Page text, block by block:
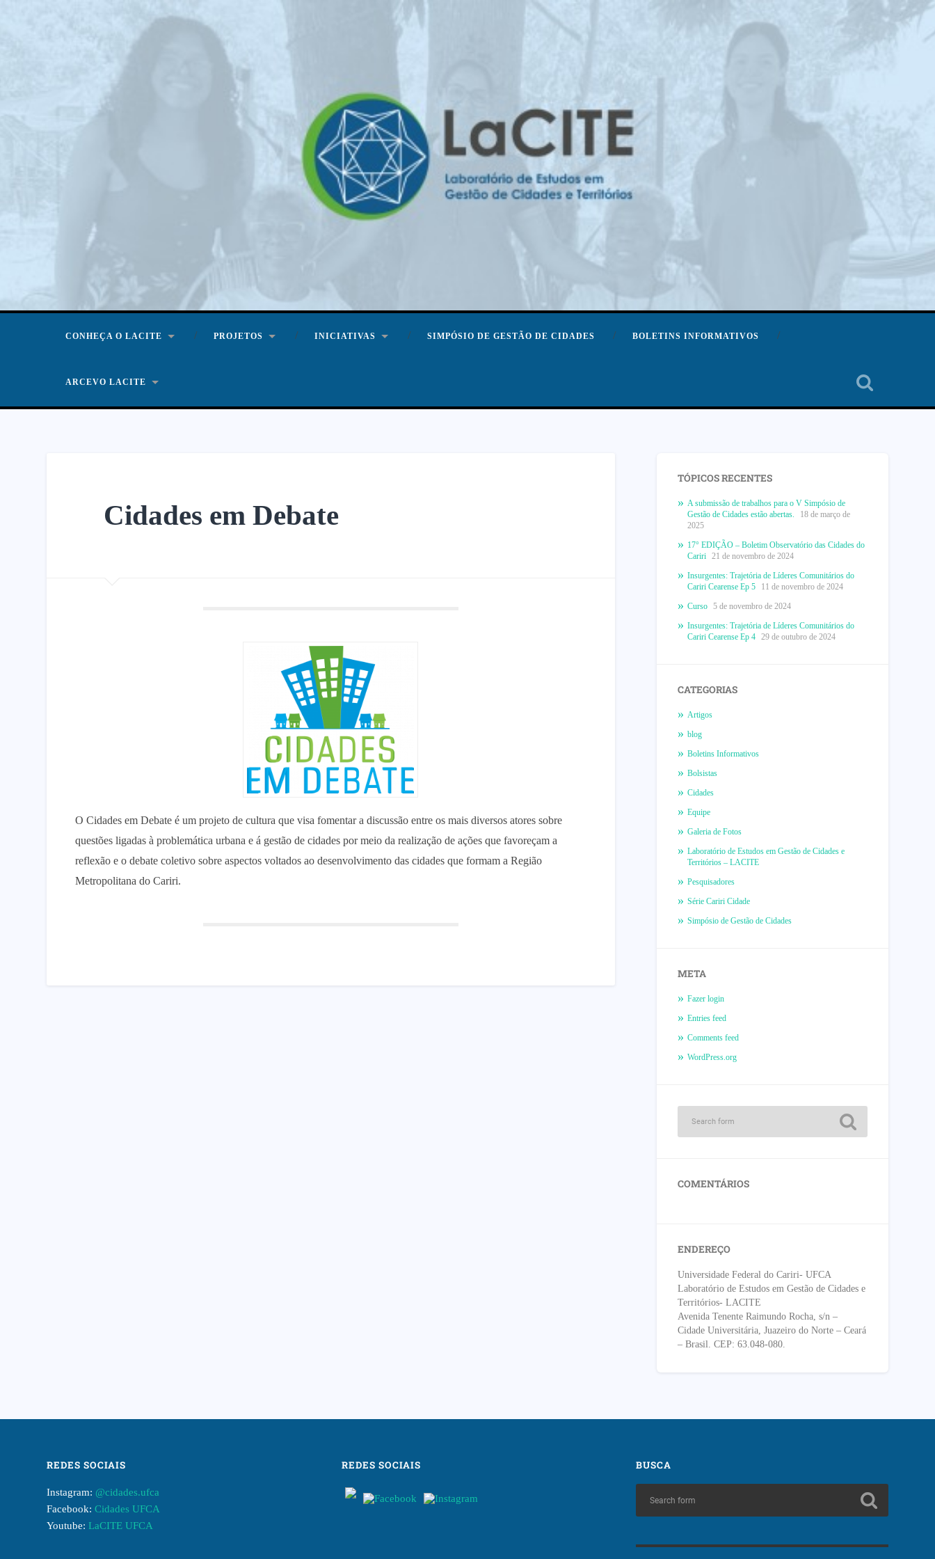
CONHEÇA O LACITE PROJETOS INICIATIVAS SIMPÓSIO DE GESTÃO DE CIDADES BOLETINS INFORMATIVOS
ARCEVO LACITE
Cidades em Debate
O Cidades em Debate é um projeto de cultura que visa fomentar a discussão entre os mais diversos atores sobre
questões ligadas à problemática urbana e á gestão de cidades por meio da realização de ações que favoreçam a
reflexão e o debate coletivo sobre aspectos voltados ao desenvolvimento das cidades que formam a Região
Metropolitana do Cariri.
TÓPICOS RECENTES
A submissão de trabalhos para o V Simpósio de
Gestão de Cidades estão abertas.
18 de março de
2025
17° EDIÇÃO – Boletim Observatório das Cidades do
Cariri 21 de novembro de 2024
Insurgentes: Trajetória de Líderes Comunitários do
Cariri Cearense Ep 5
11 de novembro de 2024
Curso 5 de novembro de 2024
Insurgentes: Trajetória de Líderes Comunitários do
Cariri Cearense Ep 4 29 de outubro de 2024
CATEGORIAS
Artigos
blog
Boletins Informativos
Bolsistas
Cidades
Equipe
Galeria de Fotos
Laboratório de Estudos em Gestão de Cidades e
Territórios – LACITE
Pesquisadores
Série Cariri Cidade
Simpósio de Gestão de Cidades
META
Fazer login
Entries feed
Comments feed
WordPress.org
COMENTÁRIOS
ENDEREÇO
Universidade Federal do Cariri- UFCA
Laboratório de Estudos em Gestão de Cidades e
Territórios- LACITE
Avenida Tenente Raimundo Rocha, s/n –
Cidade Universitária, Juazeiro do Norte – Ceará
– Brasil. CEP: 63.048-080.
REDES SOCIAIS
Instagram: @cidades.ufca
Facebook:Cidades UFCA
Youtube:LaCITE UFCA
REDES SOCIAIS BUSCA